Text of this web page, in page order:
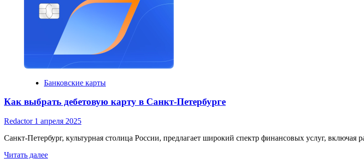
у
карты
Банковские карты
Как выбрать дебетовую карту в Санкт-Петербурге
Redactor 1 апреля 2025
Санкт-Петербург, культурная столица России, предлагает широкий спектр финансовых услуг,
Читать далееRead